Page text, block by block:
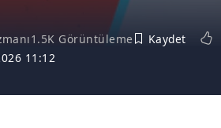
11:12
1.5K Görüntüleme